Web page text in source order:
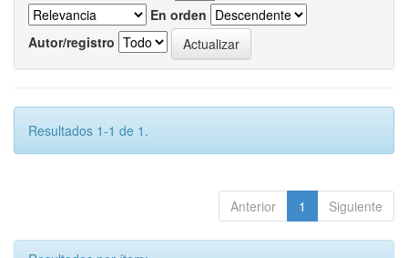
En orden
Autor/registro
Resultados 1-1 de 1.
Anterior 1 Siguiente